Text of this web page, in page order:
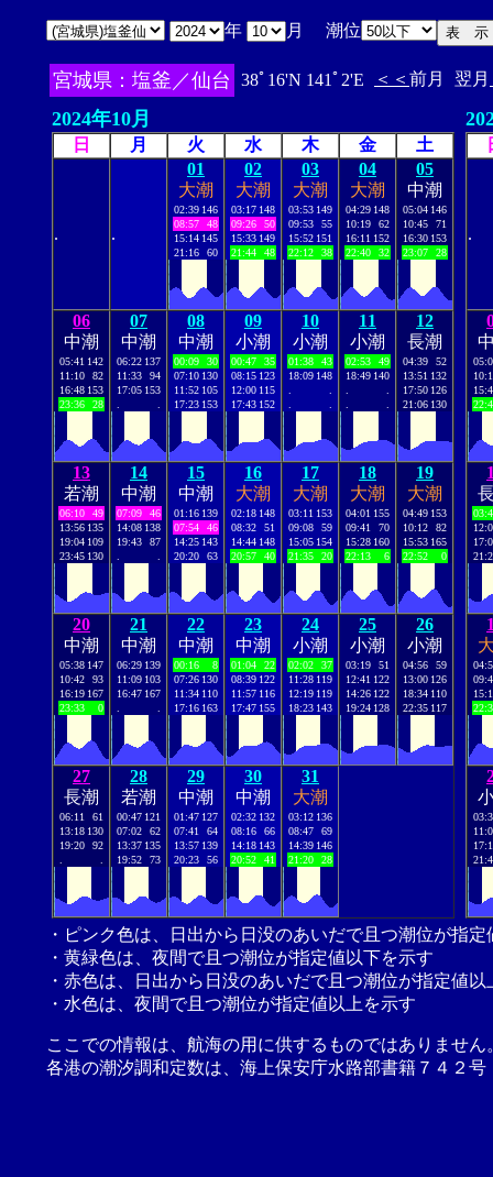
年 月 潮位
宮城県：塩釜／仙台 38ﾟ16'N 141ﾟ2'E ＜＜ 前月 翌月
2024年10月
日 月 火 水 木 金 土
. .
01
大潮
02:39 146
08:57
48
15:14 145
21:16
60
02
大潮
03:17 148
09:26
50
15:33 149
21:44
48
03
大潮
03:53 149
09:53
55
15:52 151
22:12
38
04
大潮
04:29 148
10:19
62
16:11 152
22:40
32
05
中潮
05:04 146
10:45
71
16:30 153
23:07
28
06
中潮
05:41 142
11:10
82
16:48 153
23:36
28
07
中潮
06:22 137
11:33
94
17:05 153
08
中潮
00:09
30
07:10 130
11:52 105
17:23 153
09
小潮
00:47
35
08:15 123
12:00 115
17:43 152
10
小潮
01:38
43
18:09 148
11
小潮
02:53
49
18:49 140
12
長潮
04:39
52
13:51 132
17:50 126
21:06 130
13
若潮
06:10
49
13:56 135
19:04 109
23:45 130
14
中潮
07:09
46
14:08 138
19:43
87
15
中潮
01:16 139
07:54
46
14:25 143
20:20
63
16
大潮
02:18 148
08:32
51
14:44 148
20:57
40
17
大潮
03:11 153
09:08
59
15:05 154
21:35
20
18
大潮
04:01 155
09:41
70
15:28 160
22:13
6
19
大潮
04:49 153
10:12
82
15:53 165
22:52
0
20
中潮
05:38 147
10:42
93
16:19 167
23:33
0
21
中潮
06:29 139
11:09 103
16:47 167
22
中潮
00:16
8
07:26 130
11:34 110
17:16 163
23
中潮
01:04
22
08:39 122
11:57 116
17:47 155
24
小潮
02:02
37
11:28 119
12:19 119
18:23 143
25
小潮
03:19
51
12:41 122
14:26 122
19:24 128
26
小潮
04:56
59
13:00 126
18:34 110
22:35 117
27
長潮
06:11
61
13:18 130
19:20
92
28
若潮
00:47 121
07:02
62
13:37 135
19:52
73
29
中潮
01:47 127
07:41
64
13:57 139
20:23
56
30
中潮
02:32 132
08:16
66
14:18 143
20:52
41
31
大潮
03:12 136
08:47
69
14:39 146
21:20
28
.
・ピンク色は、日出から日没のあいだで且つ潮位が指
・黄緑色は、夜間で且つ潮位が指定値以下を示す
・赤色は、日出から日没のあいだで且つ潮位が指定値以
・水色は、夜間で且つ潮位が指定値以上を示す
ここでの情報は、航海の用に供するものではありませ
各港の潮汐調和定数は、海上保安庁水路部書籍７４２